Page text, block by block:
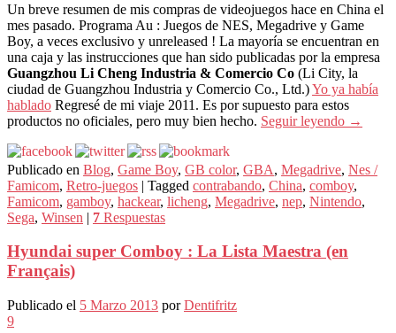
Un breve resumen de mis compras de videojuegos hace en China el
mes pasado. Programa Au : Juegos de NES, Megadrive y Game
Boy, a veces exclusivo y unreleased ! La mayoría se encuentran en
una caja y las instrucciones que han sido publicadas por la empresa
Guangzhou Li Cheng Industria & Comercio Co (Li City, la
ciudad de Guangzhou Industria y Comercio Co., Ltd.)Yo ya había
hablado Regresé de mi viaje 2011. Es por supuesto para estos
productos no oficiales, pero muy bien hecho. Seguir leyendo →
Publicado en Blog, Game Boy, GB color, GBA, Megadrive, Nes /
Famicom, Retro-juegos | Tagged contrabando, China, comboy,
Famicom, gamboy, hackear, licheng, Megadrive, nep, Nintendo,
Sega, Winsen | 7 Respuestas
Hyundai super Comboy : La Lista Maestra (en
Français)
Publicado el 5 Marzo 2013 porDentifritz
9